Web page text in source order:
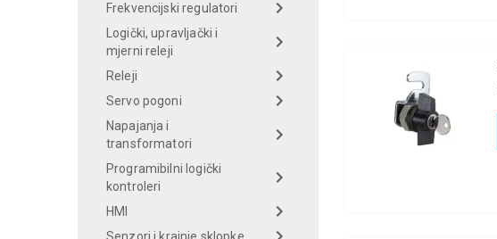
Frekvencijski regulatori
Logički, upravljački i
mjerni releji
Releji
Servo pogoni
Napajanja i
transformatori
Programibilni logički
kontroleri
HMI